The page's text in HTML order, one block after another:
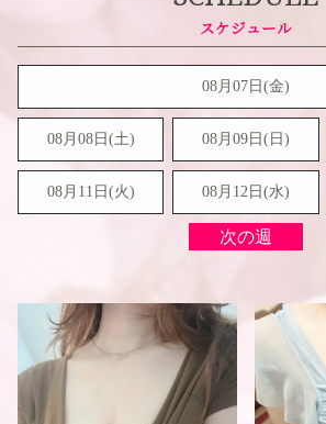
08月07日(金)
08月08日(土) 08月09日( 日 )
08月11日(火) 08月12日(水)
次の週